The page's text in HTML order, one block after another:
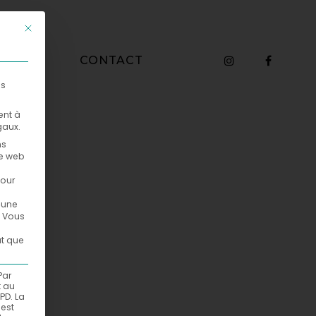
CONTACT
Ce bouton ferme la boîte de dialogue. Ses fonctions sont
à
web
Vous
que
au
La